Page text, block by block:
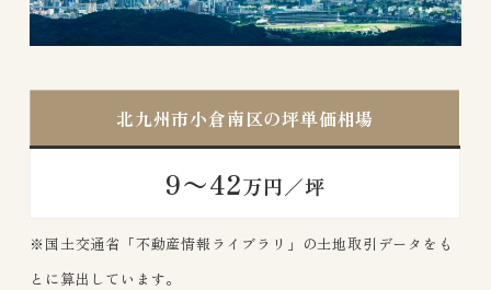
北九州市小倉南区の坪単価相場
9〜42万円／坪
※国土交通省「不動産情報ライブラリ」の土地取引データをも
とに算出しています。